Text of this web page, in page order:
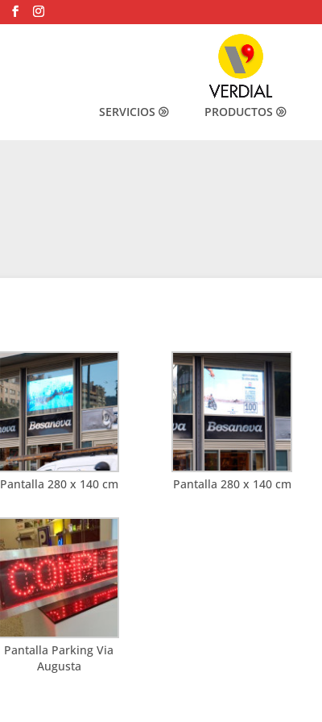
SERVICIOS PRODUCTOS
Pantalla 280 x 140 cm Pantalla 280 x 140 cm
Pantalla Parking Via
Augusta